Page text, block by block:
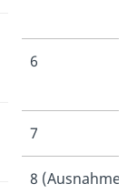
6
7
8 (Ausnahme